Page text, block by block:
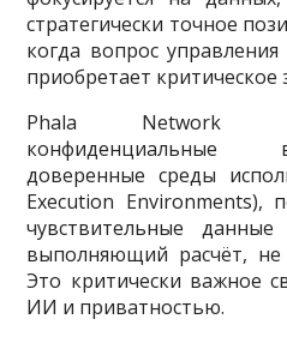
стратегически точное
когда вопрос
приобретает критическое
Phala Network
конфиденциальные
доверенные среды
Execution Environments),
чувствительные
выполняющий расчёт,
Это критически важное
ИИ и приватностью.